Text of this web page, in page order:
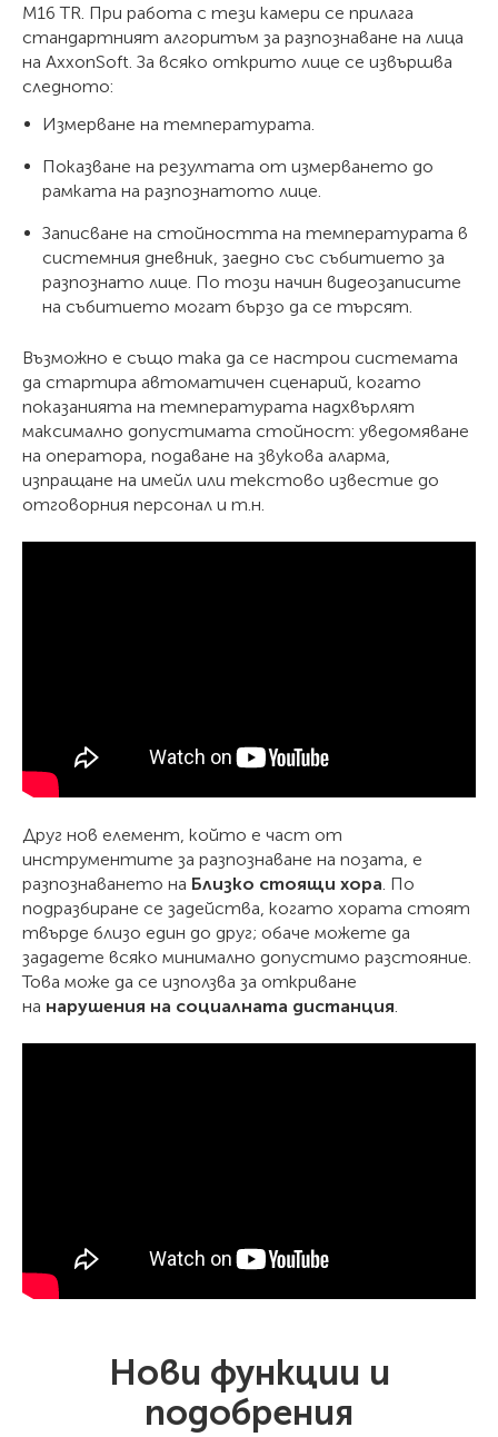
M16 TR. При работа с тези камери се прилага
стандартният алгоритъм за разпознаване на лица
на AxxonSoft. За всяко открито лице се извършва
следното:
Измерване на температурата.
Показване на резултата от измерването до
рамката на разпознатото лице.
Записване на стойността на температурата в
системния дневник, заедно със събитието за
разпознато лице. По този начин видеозаписите
на събитието могат бързо да се търсят.
Възможно е също така да се настрои системата
да стартира автоматичен сценарий, когато
показанията на температурата надхвърлят
максимално допустимата стойност: уведомяване
на оператора, подаване на звукова аларма,
изпращане на имейл или текстово известие до
отговорния персонал и т.н.
Друг нов елемент, който е част от
инструментите за разпознаване на позата, е
разпознаването на Близко стоящи хора. По
подразбиране се задейства, когато хората стоят
твърде близо един до друг; обаче можете да
зададете всяко минимално допустимо разстояние.
Това може да се използва за откриване
на нарушения на социалната дистанция.
Нови функции и
подобрения